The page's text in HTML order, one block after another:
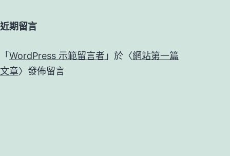
近期留言
「 WordPress 示範留言者 」於〈網站第一篇
文章〉發佈留言